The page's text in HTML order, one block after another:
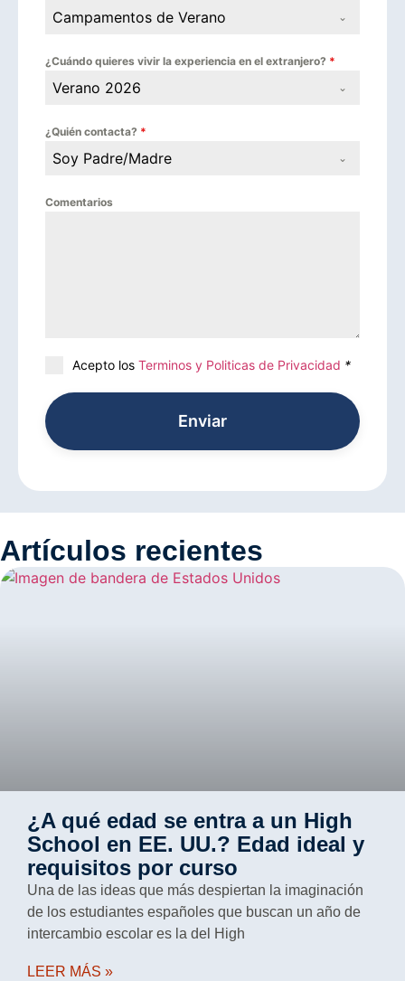
Campamentos de Verano
¿Cuándo quieres vivir la experiencia en el extranjero? *
Verano 2026
¿Quién contacta? *
Soy Padre/Madre
Comentarios
Acepto los Terminos y Politicas de Privacidad *
Enviar
Artículos recientes
¿A qué edad se entra a un High
School en EE. UU.? Edad ideal y
requisitos por curso
Una de las ideas que más despiertan la imaginación
de los estudiantes españoles que buscan un año de
intercambio escolar es la del High
LEER MÁS »